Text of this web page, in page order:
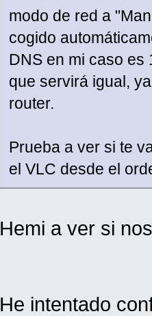
modo de red a
cogido
DNS en mi caso es
que servirá igual,
router.
Prueba a ver si te
el VLC desde el
Hemi a ver si
He intentado